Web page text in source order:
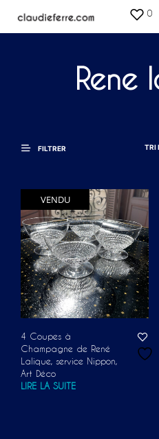
0
Rene
FILTRER TRI
VENDU
4 Coupes à
Champagne de René
Lalique, service Nippon,
Art Déco
LIRE LA SUITE